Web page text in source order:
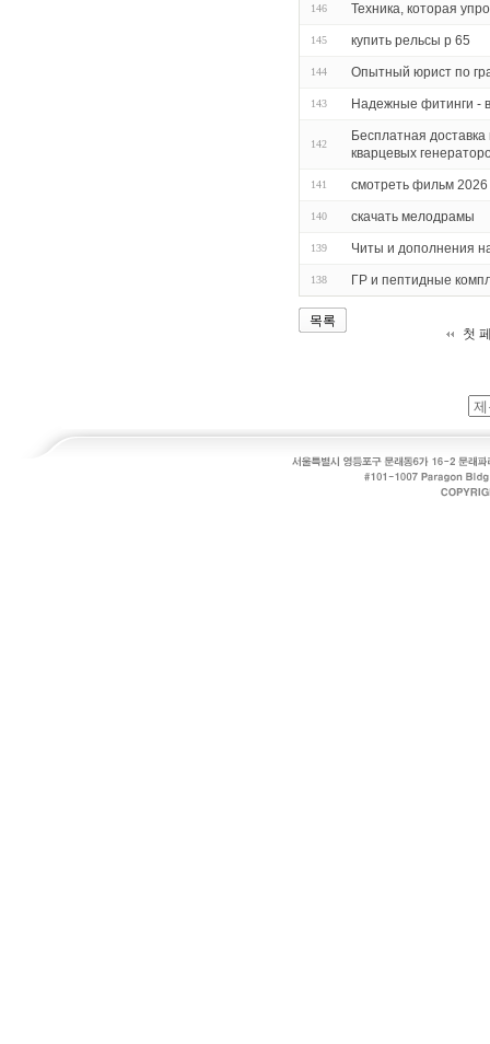
146 Техника, которая
145 купить рельсы р 65
144 Опытный юрист по
143 Надежные фитинги -
142
Бесплатная
кварцевых
141 смотреть фильм 2026
140 скачать мелодрамы
139 Читы и дополнения
138 ГР и пептидные
목록
첫